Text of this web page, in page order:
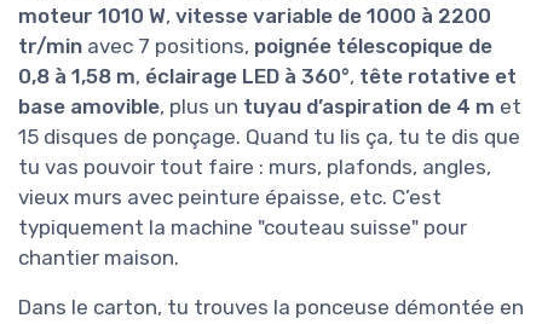
moteur 1010 W, vitesse variable de 1000 à 2200
tr/min avec 7 positions, poignée télescopique de
0,8 à 1,58 m, éclairage LED à 360°, tête rotative et
base amovible, plus un tuyau d’aspiration de 4 m et
15 disques de ponçage. Quand tu lis ça, tu te dis que
tu vas pouvoir tout faire : murs, plafonds, angles,
vieux murs avec peinture épaisse, etc. C’est
typiquement la machine "couteau suisse" pour
chantier maison.
Dans le carton, tu trouves la ponceuse démontée en